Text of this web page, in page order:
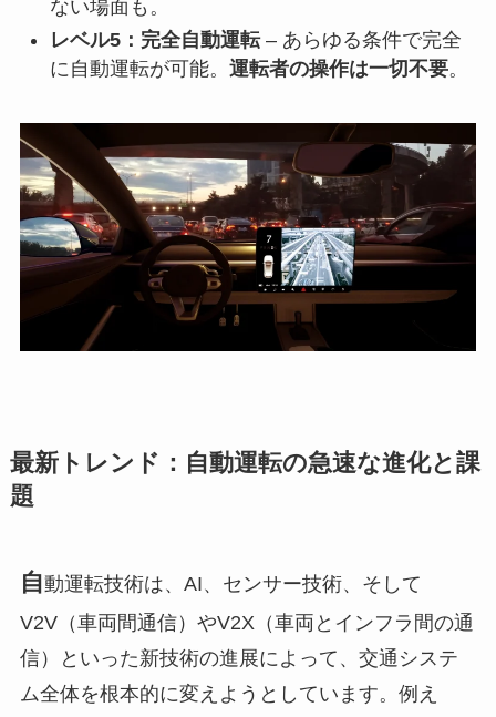
ない場面も。
レベル5：完全自動運転– あらゆる条件で完全
に自動運転が可能。 運転者の操作は一切不要。
最新トレンド：自動運転の急速な進化と課
題
自動運転技術は、AI、センサー技術、そして
V2V（車両間通信）やV2X（車両とインフラ間の通
信）といった新技術の進展によって、交通システ
ム全体を根本的に変えようとしています。例え